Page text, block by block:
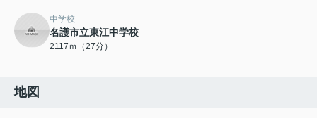
中学校
名護市立東江中学校
2117ｍ（27分）
地図